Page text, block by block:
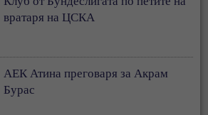
вратаря на ЦСКА
АЕК Атина преговаря за Акрам
Бурас